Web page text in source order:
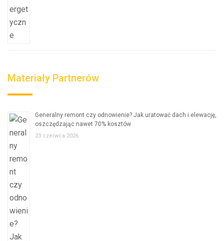
Materiały Partnerów
Generalny remont czy odnowienie? Jak uratować dach i elewację,
oszczędzając nawet 70% kosztów
23 czerwca 2026